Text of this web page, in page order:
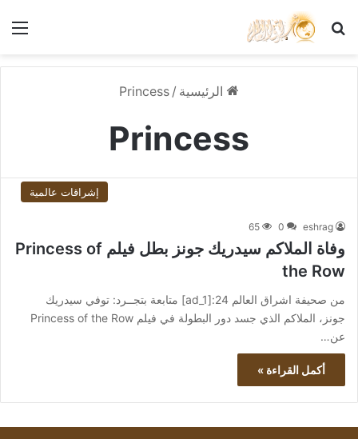
بحث عن
الرئيسية /
Princess
Princess
إشراقات عالمية
eshrag
0
65
وفاة الملاكم سيدريك جونز بطل فيلم Princess of
the Row
من صحيفة اشراق العالم 24:[ad_1] متابعة بتجــرد: توفي سيدريك
جونز، الملاكم الذي جسد دور البطولة في فيلم Princess of the Row
عن…
أكمل القراءة »